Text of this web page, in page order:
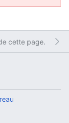
cette page.